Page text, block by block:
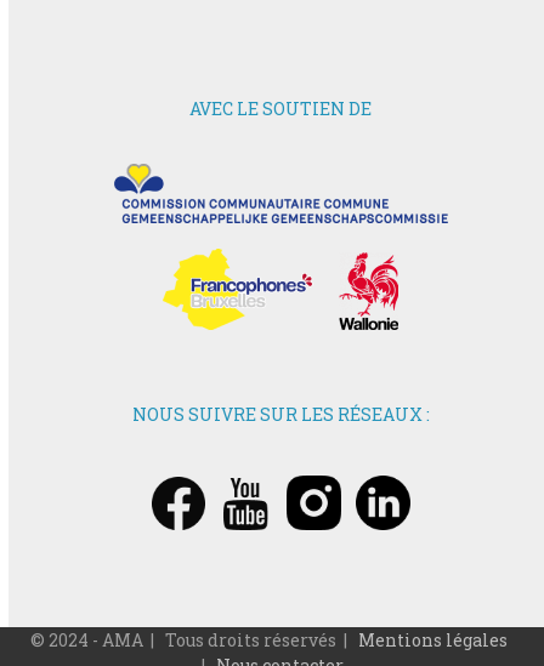
AVEC LE SOUTIEN DE
NOUS SUIVRE SUR LES RÉSEAUX :
© 2024 - AMA | Tous droits réservés | Mentions légales